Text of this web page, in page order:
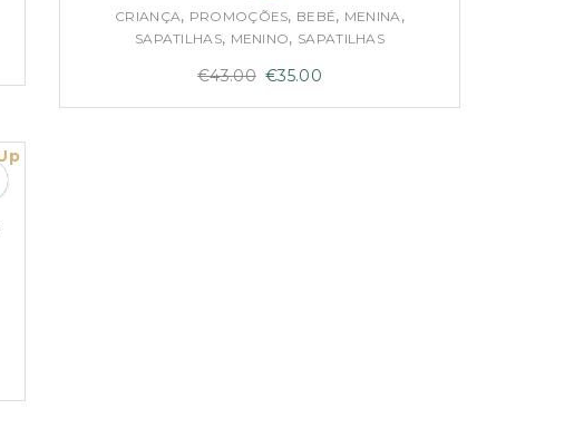
CRIANÇA, PROMOÇÕES, BEBÉ, MENINA,
SAPATILHAS, MENINO, SAPATILHAS
€43.00 O
preço
€35.00
preço